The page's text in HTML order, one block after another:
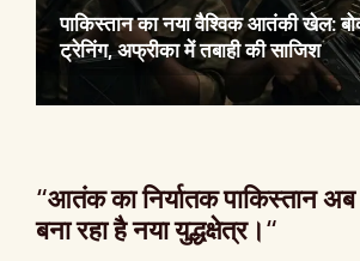
पाकिस्तान का नया वैश्विक आतंकी खेल:
ट्रेनिंग, अफ्रीका में तबाही की साजिश
“आतंक का निर्यातक पाकिस्तान
बना रहा है नया युद्धक्षेत्र।“